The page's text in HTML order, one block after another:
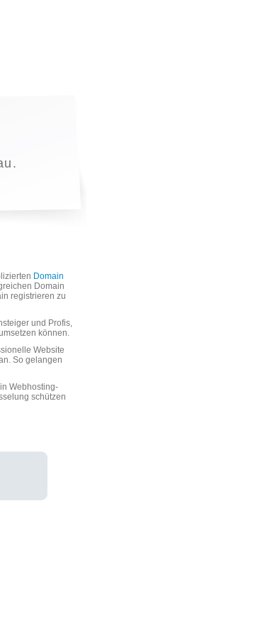
Domain
Domain
registrieren zu
und Profis,
können.
Website
So gelangen
Webhosting-
schützen